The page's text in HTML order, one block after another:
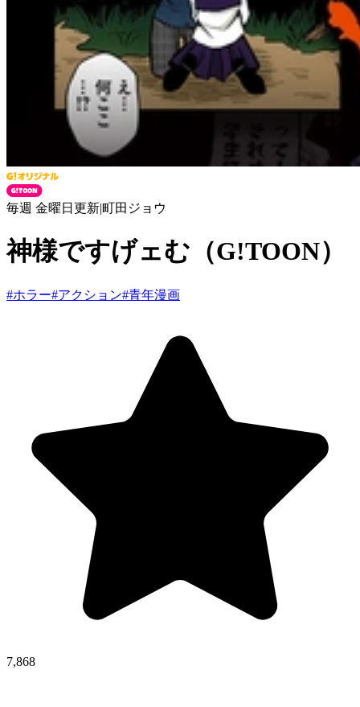
毎週 金曜日更新|町田ジョウ
神様ですげェむ（G!TOON）
#ホラー#アクション#青年漫画
7,868